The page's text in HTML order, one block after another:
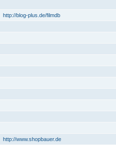
http://blog-plus.de/filmdb
http://www.shopbauer.de